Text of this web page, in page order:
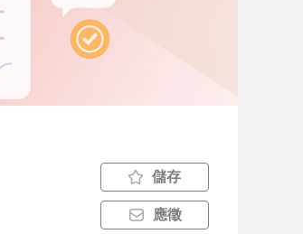
儲存
應徵